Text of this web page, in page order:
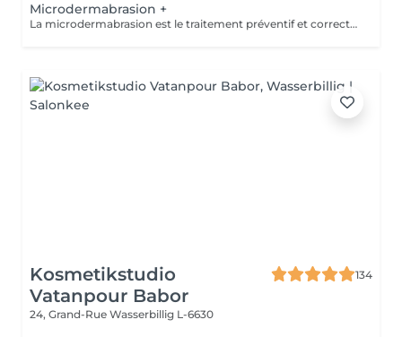
Microdermabrasion +
La microdermabrasion est le traitement préventif et correctif par excellence. Elle stimule la régénération cellulaire et la production de cellules jeunes. À l'aide soit d'un jet de microcristaux projetés sur la peau soit d'une tête diamantée, la microdermabrasion enlève toutes les cellules mortes. Dès le premier traitement, la peau est plus éclatante, plus douce et visiblement exfoliée.
Kosmetikstudio
Vatanpour Babor
134
24, Grand-Rue Wasserbillig L-6630